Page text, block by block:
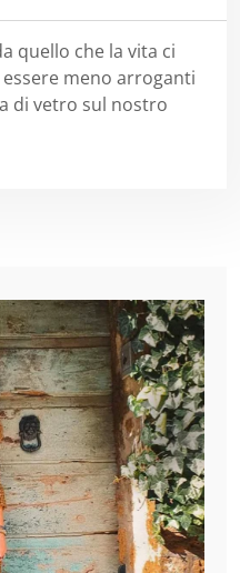
quello che la vita ci
meno arroganti
di vetro sul nostro